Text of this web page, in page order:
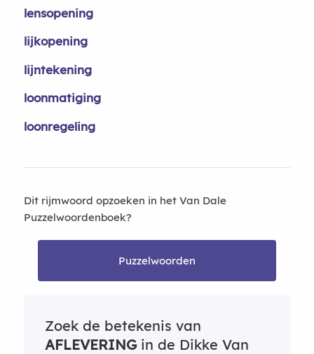
lensopening
lijkopening
lijntekening
loonmatiging
loonregeling
Dit rijmwoord opzoeken in het Van Dale
Puzzelwoordenboek?
Puzzelwoorden
Zoek de betekenis van
AFLEVERINGin de Dikke Van